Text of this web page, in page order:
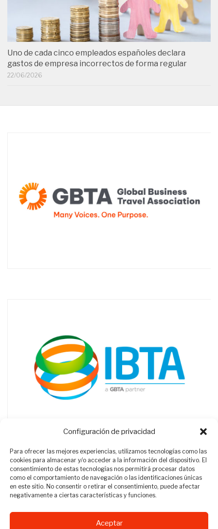
Configuración de privacidad
Para ofrecer las mejores experiencias, utilizamos tecnologías como las
cookies para almacenar y/o acceder a la información del dispositivo. El
consentimiento de estas tecnologías nos permitirá procesar datos
como el comportamiento de navegación o las identificaciones únicas
en este sitio. No consentir o retirar el consentimiento, puede afectar
negativamente a ciertas características y funciones.
Aceptar
Uno de cada cinco empleados españoles declara
gastos de empresa incorrectos de forma regular
22/06/2026